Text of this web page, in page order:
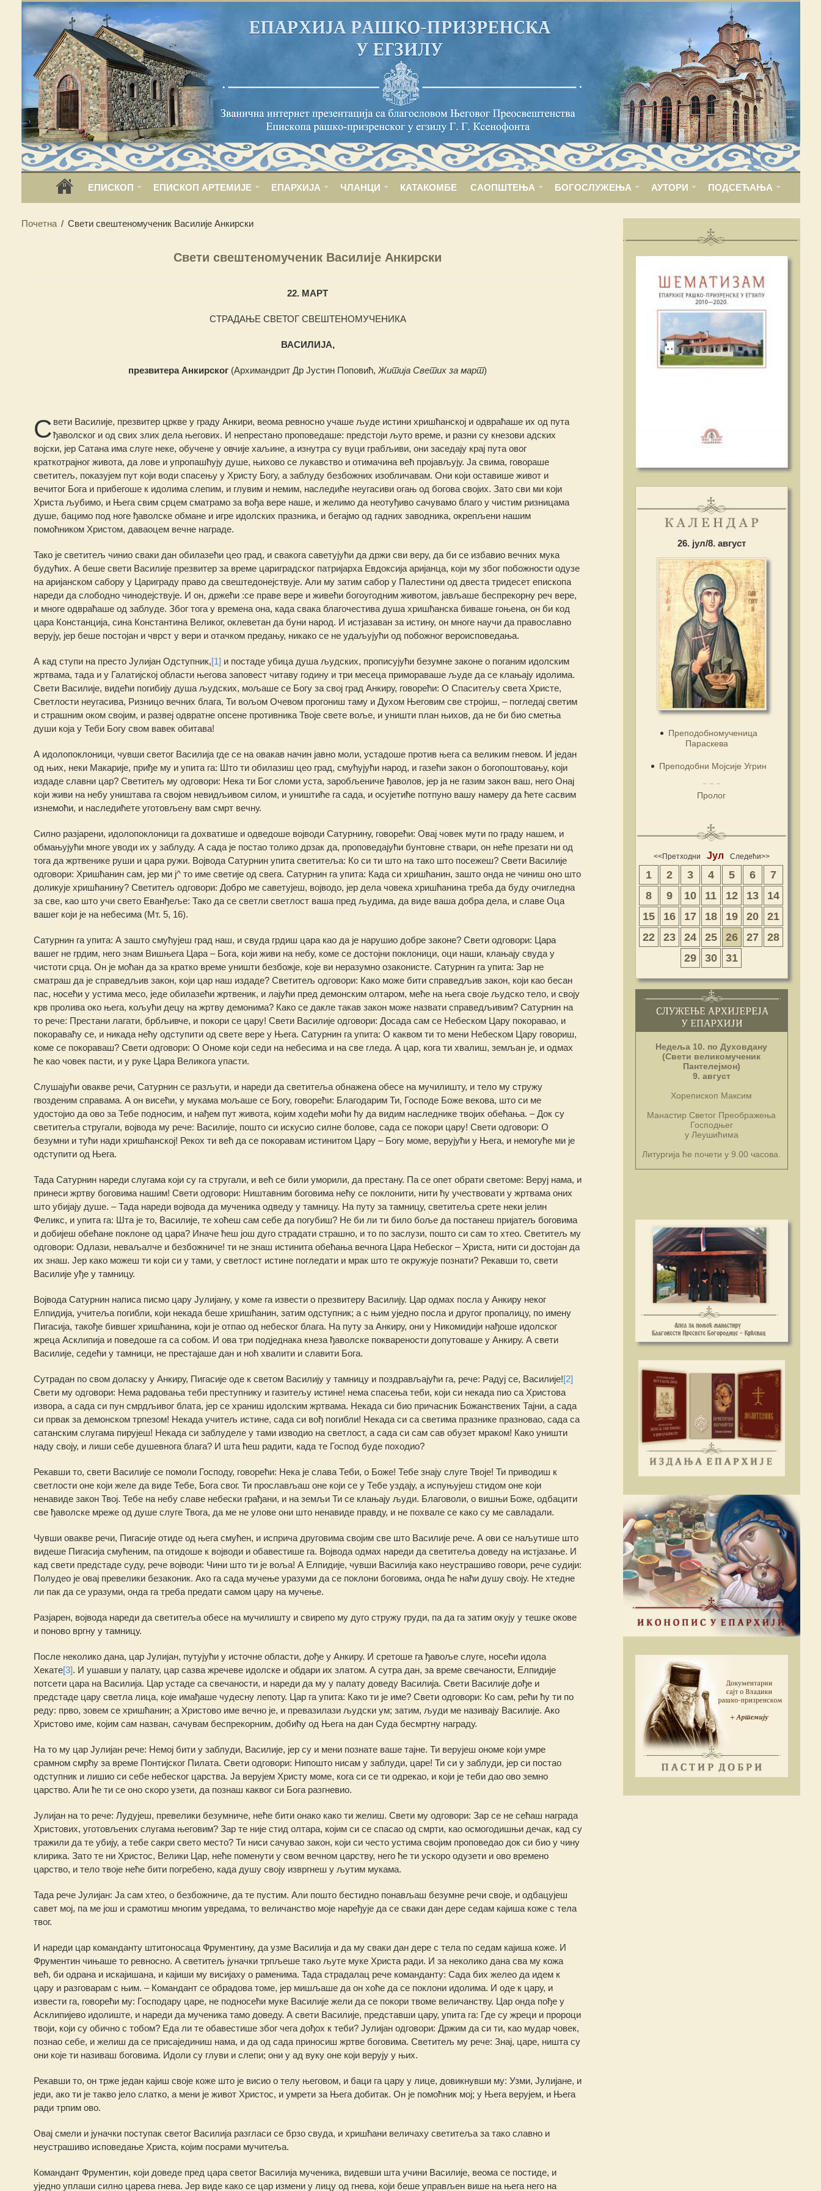
ЕПИСКОП ЕПИСКОП АРТЕМИЈЕ ЕПАРХИЈА ЧЛАНЦИ КАТАКОМБЕ САОПШТЕЊА БОГОСЛУЖЕЊА АУТОРИ ПОДСЕЋАЊА
Почетна / Свети свештеномученик Василије Анкирски
Свети свештеномученик Василије Анкирски
22. МАРТ
СТРАДАЊЕ СВЕТОГ СВЕШТЕНОМУЧЕНИКА
ВАСИЛИЈА,
презвитера Анкирског (Архимандрит Др Јустин Поповић, Житија Светих за март)
С вети Василије, презвитер цркве у граду Анкири, веома ревносно учаше људе истини хришћанској и одвраћаше их од пута
ђаволског и од свих злих дела његових. И непрестано проповедаше: предстоји љуто време, и разни су кнезови адских
војски, јер Сатана има слуге неке, обучене у овчије хаљине, а изнутра су вуци грабљиви, они заседају крај пута овог
краткотрајног живота, да лове и упропашћују душе, њихово се лукавство и отимачина већ пројављују. Ја свима, говораше
светитељ, показујем пут који води спасењу у Христу Богу, а заблуду безбожних изобличавам. Они који оставише живот и
вечитог Бога и прибегоше к идолима слепим, и глувим и немим, наследиће неугасиви огањ од богова својих. Зато сви ми који
Христа љубимо, и Њега свим срцем сматрамо за вођа вере наше, и желимо да неотуђиво сачувамо благо у чистим ризницама
душе, бацимо под ноге ђаволске обмане и игре идолских празника, и бегајмо од гадних заводника, окрепљени нашим
помоћником Христом, даваоцем вечне награде.
Тако је светитељ чинио сваки дан обилазећи цео град, и свакога саветујући да држи сви веру, да би се избавио вечних мука
будућих. А беше свети Василије презвитер за време цариградског патријарха Евдоксија аријанца, који му због побожности одузе
на аријанском сабору у Цариграду право да свештедонејствује. Али му затим сабор у Палестини од двеста тридесет епископа
нареди да слободно чинодејствује. И он, држећи :се праве вере и живећи богоугодним животом, јављаше беспрекорну реч вере,
и многе одвраћаше од заблуде. Због тога у времена она, када свака благочестива душа хришћанска биваше гоњена, он би код
цара Констанција, сина Константина Великог, оклеветан да буни народ. И истјазаван за истину, он многе научи да православно
верују, јер беше постојан и чврст у вери и отачком предању, никако се не удаљујући од побожног вероисповедања.
А кад ступи на престо Јулијан Одступник,[1] и постаде убица душа људских, прописујући безумне законе о поганим идолским
жртвама, тада и у Галатијској области његова заповест читаву годину и три месеца примораваше људе да се клањају идолима.
Свети Василије, видећи погибију душа људских, мољаше се Богу за свој град Анкиру, говорећи: О Спаситељу света Христе,
Светлости неугасива, Ризницо вечних блага, Ти вољом Очевом прогониш таму и Духом Његовим све стројиш, – погледај светим
и страшним оком својим, и развеј одвратне опсене противника Твоје свете воље, и уништи план њихов, да не би био сметња
души која у Теби Богу свом вавек обитава!
А идолопоклоници, чувши светог Василија где се на овакав начин јавно моли, устадоше против њега са великим гневом. И један
од њих, неки Макарије, приђе му и упита га: Што ти обилазиш цео град, смућујући народ, и газећи закон о богопоштовању, који
издаде славни цар? Светитељ му одговори: Нека ти Бог сломи уста, заробљениче ђаволов, јер ја не газим закон ваш, него Онај
који живи на небу уништава га својом невидљивом силом, и уништиће га сада, и осујетиће потпуно вашу намеру да ћете сасвим
изнемоћи, и наследићете уготовљену вам смрт вечну.
Силно разјарени, идолопоклоници га дохватише и одведоше војводи Сатурнину, говорећи: Овај човек мути по граду нашем, и
обмањујући многе уводи их у заблуду. А сада је постао толико дрзак да, проповедајући бунтовне ствари, он неће презати ни од
тога да жртвенике руши и цара ружи. Војвода Сатурнин упита светитеља: Ко си ти што на тако што посежеш? Свети Василије
одговори: Хришћанин сам, јер ми ј^ то име светије од свега. Сатурнин га упита: Када си хришћанин, зашто онда не чиниш оно што
доликује хришћанину? Светитељ одговори: Добро ме саветујеш, војводо, јер дела човека хришћанина треба да буду очигледна
за све, као што учи свето Еванђеље: Тако да се светли светлост ваша пред људима, да виде ваша добра дела, и славе Оца
вашег који је на небесима (Мт. 5, 16).
Сатурнин га упита: А зашто смућујеш град наш, и свуда грдиш цара као да је нарушио добре законе? Свети одговори: Цара
вашег не грдим, него знам Вишњега Цара – Бога, који живи на небу, коме се достојни поклоници, оци наши, клањају свуда у
чистоти срца. Он је моћан да за кратко време уништи безбожје, које ви неразумно озаконисте. Сатурнин га упита: Зар не
сматраш да је справедљив закон, који цар наш издаде? Светитељ одговори: Како може бити справедљив закон, који као бесан
пас, носећи у устима месо, једе обилазећи жртвеник, и лајући пред демонским олтаром, меће на њега своје људско тело, и своју
крв пролива око њега, кољући децу на жртву демонима? Како се дакле такав закон може назвати справедљивим? Сатурнин на
то рече: Престани лагати, брбљивче, и покори се цару! Свети Василије одговори: Досада сам се Небеском Цару покоравао, и
покораваћу се, и никада нећу одступити од свете вере у Њега. Сатурнин га упита: О каквом ти то мени Небеском Цару говориш,
коме се покораваш? Свети одговори: О Ономе који седи на небесима и на све гледа. А цар, кога ти хвалиш, земљан је, и одмах
ће као човек пасти, и у руке Цара Великога упасти.
Слушајући овакве речи, Сатурнин се разљути, и нареди да светитеља обнажена обесе на мучилишту, и тело му стружу
гвозденим справама. А он висећи, у мукама мољаше се Богу, говорећи: Благодарим Ти, Господе Боже векова, што си ме
удостојио да ово за Тебе подносим, и нађем пут живота, којим ходећи моћи ћу да видим наследнике твојих обећања. – Док су
светитеља стругали, војвода му рече: Василије, пошто си искусио силне болове, сада се покори цару! Свети одговори: О
безумни и тући нади хришћанској! Рекох ти већ да се покоравам истинитом Цару – Богу моме, верујући у Њега, и немогуће ми је
одступити од Њега.
Тада Сатурнин нареди слугама који су га стругали, и већ се били уморили, да престану. Па се опет обрати светоме: Веруј нама, и
принеси жртву боговима нашим! Свети одговори: Ништавним боговима нећу се поклонити, нити ћу учествовати у жртвама оних
што убијају душе. – Тада нареди војвода да мученика одведу у тамницу. На путу за тамницу, светитеља срете неки јелин
Феликс, и упита га: Шта је то, Василије, те хоћеш сам себе да погубиш? Не би ли ти било боље да постанеш пријатељ боговима
и добијеш обећане поклоне од цара? Иначе ћеш још дуго страдати страшно, и то по заслузи, пошто си сам то хтео. Светитељ му
одговори: Одлази, неваљалче и безбожниче! ти не знаш истинита обећања вечнога Цара Небеског – Христа, нити си достојан да
их знаш. Јер како можеш ти који си у тами, у светлост истине погледати и мрак што те окружује познати? Рекавши то, свети
Василије уђе у тамницу.
Војвода Сатурнин написа писмо цару Јулијану, у коме га извести о презвитеру Василију. Цар одмах посла у Анкиру неког
Елпидија, учитеља погибли, који некада беше хришћанин, затим одступник; а с њим уједно посла и другог пропалицу, по имену
Пигасија, такође бившег хришћанина, који је отпао од небеског блага. На путу за Анкиру, они у Никомидији нађоше идолског
жреца Асклипија и поведоше га са собом. И ова три подједнака кнеза ђаволске покварености допутоваше у Анкиру. А свети
Василије, седећи у тамници, не престајаше дан и ноћ хвалити и славити Бога.
Сутрадан по свом доласку у Анкиру, Пигасије оде к светом Василију у тамницу и поздрављајући га, рече: Радуј се, Василије![2]
Свети му одговори: Нема радовања теби преступнику и газитељу истине! нема спасења теби, који си некада пио са Христова
извора, а сада си пун смрдљивог блата, јер се храниш идолским жртвама. Некада си био причасник Божанствених Тајни, а сада
си првак за демонском трпезом! Некада учитељ истине, сада си вођ погибли! Некада си са светима празнике празновао, сада са
сатанским слугама пирујеш! Некада си заблуделе у тами изводио на светлост, а сада си сам сав обузет мраком! Како уништи
наду своју, и лиши себе душевнога блага? И шта ћеш радити, када те Господ буде походио?
Рекавши то, свети Василије се помоли Господу, говорећи: Нека је слава Теби, о Боже! Тебе знају слуге Твоје! Ти приводиш к
светлости оне који желе да виде Тебе, Бога свог. Ти прослављаш оне који се у Тебе уздају, а испуњујеш стидом оне који
ненавиде закон Твој. Тебе на небу славе небески грађани, и на земљи Ти се клањају људи. Благоволи, о вишњи Боже, одбацити
све ђаволске мреже од душе слуге Твога, да ме не улове они што ненавиде правду, и не похвале се како су ме савладали.
Чувши овакве речи, Пигасије отиде од њега смућен, и исприча друговима својим све што Василије рече. А ови се наљутише што
видеше Пигасија смућеним, па отидоше к војводи и обавестише га. Војвода одмах нареди да светитеља доведу на истјазање. И
кад свети предстаде суду, рече војводи: Чини што ти је воља! А Елпидије, чувши Василија како неустрашиво говори, рече судији:
Полудео је овај превелики безаконик. Ако га сада мучење уразуми да се поклони боговима, онда ће наћи душу своју. Не хтедне
ли пак да се уразуми, онда га треба предати самом цару на мучење.
Разјарен, војвода нареди да светитеља обесе на мучилишту и свирепо му дуго стружу груди, па да га затим окују у тешке окове
и поново вргну у тамницу.
После неколико дана, цар Јулијан, путујући у источне области, дође у Анкиру. И сретоше га ђавоље слуге, носећи идола
Хекате[3]. И ушавши у палату, цар сазва жречеве идолске и обдари их златом. А сутра дан, за време свечаности, Елпидије
потсети цара на Василија. Цар устаде са свечаности, и нареди да му у палату доведу Василија. Свети Василије дође и
предстаде цару светла лица, које имађаше чудесну лепоту. Цар га упита: Како ти је име? Свети одговори: Ко сам, рећи ћу ти по
реду: прво, зовем се хришћанин; а Христово име вечно је, и превазилази људски ум; затим, људи ме називају Василије. Ако
Христово име, којим сам назван, сачувам беспрекорним, добићу од Њега на дан Суда бесмртну награду.
На то му цар Јулијан рече: Немој бити у заблуди, Василије, јер су и мени познате ваше тајне. Ти верујеш ономе који умре
срамном смрћу за време Понтијског Пилата. Свети одговори: Нипошто нисам у заблуди, царе! Ти си у заблуди, јер си постао
одступник и лишио си себе небеског царства. Ја верујем Христу моме, кога си се ти одрекао, и који је теби дао ово земно
царство. Али ће ти се оно скоро узети, да познаш каквог си Бога разгневио.
Јулијан на то рече: Лудујеш, превелики безумниче, неће бити онако како ти желиш. Свети му одговори: Зар се не сећаш награда
Христових, уготовљених слугама његовим? Зар те није стид олтара, којим си се спасао од смрти, као осмогодишњи дечак, кад су
тражили да те убију, а тебе сакри свето место? Ти ниси сачувао закон, који си често устима својим проповедао док си био у чину
клирика. Зато те ни Христос, Велики Цар, неће поменути у свом вечном царству, него ће ти ускоро одузети и ово времено
царство, и тело твоје неће бити погребено, када душу своју извргнеш у љутим мукама.
Тада рече Јулијан: Ја сам хтео, о безбожниче, да те пустим. Али пошто бестидно понављаш безумне речи своје, и одбацујеш
савет мој, па ме још и срамотиш многим увредама, то величанство моје наређује да се сваки дан дере седам кајиша коже с тела
твог.
И нареди цар команданту штитоносаца Фрументину, да узме Василија и да му сваки дан дере с тела по седам кајиша коже. И
Фрументин чињаше то ревносно. А светитељ јуначки трпљеше тако љуте муке Христа ради. И за неколико дана сва му кожа
већ, би одрана и искајишана, и кајиши му висијаху о раменима. Тада страдалац рече команданту: Сада бих желео да идем к
цару и разговарам с њим. – Командант се обрадова томе, јер мишљаше да он хоће да се поклони идолима. И оде к цару, и
извести га, говорећи му: Господару царе, не подносећи муке Василије жели да се покори твоме величанству. Цар онда пође у
Асклипијево идолиште, и нареди да мученика тамо доведу. А свети Василије, представши цару, упита га: Где су жреци и пророци
твоји, који су обично с тобом? Еда ли те обавестише због чега дођох к теби? Јулијан одговори: Држим да си ти, као мудар човек,
познао себе, и желиш да се присајединиш нама, и да од сада приносиш жртве боговима. Светитељ му рече: Знај, царе, ништа су
они које ти називаш боговима. Идоли су глуви и слепи; они у ад вуку оне који верују у њих.
Рекавши то, он трже један кајиш своје коже што је висио о телу његовом, и баци га цару у лице, довикнувши му: Узми, Јулијане, и
једи, ако ти је такво јело слатко, а мени је живот Христос, и умрети за Њега добитак. Он је помоћник мој; у Њега верујем, и Њега
ради трпим ово.
Овај смели и јуначки поступак светог Василија разгласи се брзо свуда, и хришћани величаху светитеља за тако славно и
неустрашиво исповедање Христа, којим посрами мучитеља.
Командант Фрументин, који доведе пред цара светог Василија мученика, видевши шта учини Василије, веома се постиде, и
уједно уплаши силно царева гнева. Јер виде како се цар измени у лицу од гнева, који беше управљен више на њега него на
26. јул/8. август
Преподобномученица
Параскева
Преподобни Мојсије Угрин
Пролог
<<Претходни Јул Следећи>>
1 2 3 4 5 6
7
8
9 10 11 12 13
14
15
16 17 18 19 20
21
22
23 24 25 26 27
28
29
30 31
Недеља 10. по Духовдану
(Свети великомученик
Пантелејмон)
9. август
Хорепископ Максим
Манастир Светог Преображења
Господњег
у Леушићима
Литургија ће почети у 9.00 часова.